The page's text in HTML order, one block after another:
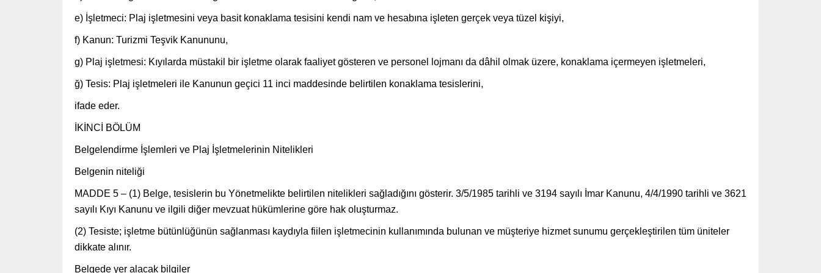
e) İşletmeci: Plaj işletmesini veya basit konaklama tesisini kendi nam ve hesabına işleten gerçek veya tüzel kişiyi,
f) Kanun: Turizmi Teşvik Kanununu,
g) Plaj işletmesi: Kıyılarda müstakil bir işletme olarak faaliyet gösteren ve personel lojmanı da dâhil olmak üzere, konaklama içermeyen işletmeleri,
ğ) Tesis: Plaj işletmeleri ile Kanunun geçici 11 inci maddesinde belirtilen konaklama tesislerini,
ifade eder.
İKİNCİ BÖLÜM
Belgelendirme İşlemleri ve Plaj İşletmelerinin Nitelikleri
Belgenin niteliği
MADDE 5 – (1) Belge, tesislerin bu Yönetmelikte belirtilen nitelikleri sağladığını gösterir. 3/5/1985 tarihli ve 3194 sayılı İmar Kanunu, 4/4/1990 tarihli ve 3621
sayılı Kıyı Kanunu ve ilgili diğer mevzuat hükümlerine göre hak oluşturmaz.
(2) Tesiste; işletme bütünlüğünün sağlanması kaydıyla fiilen işletmecinin kullanımında bulunan ve müşteriye hizmet sunumu gerçekleştirilen tüm üniteler
dikkate alınır.
Belgede yer alacak bilgiler